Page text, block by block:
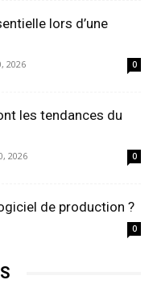
lors d’une
2026 0
les tendances du
2026 0
de production ?
0